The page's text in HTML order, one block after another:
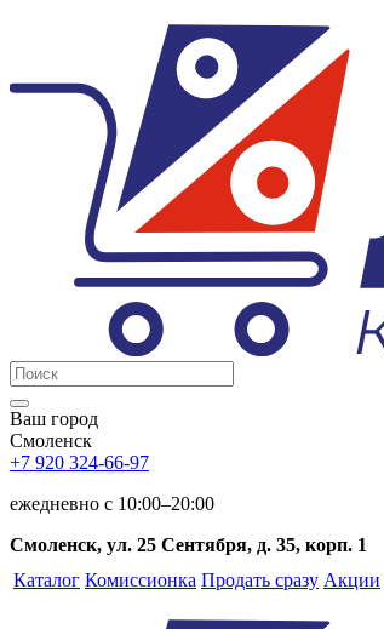
Ваш город
Смоленск
+7 920 324-66-97
ежедневно c 10:00–20:00
Смоленск, ул. 25 Сентября, д. 35, корп. 1
Каталог Комиссионка Продать сразу Акции